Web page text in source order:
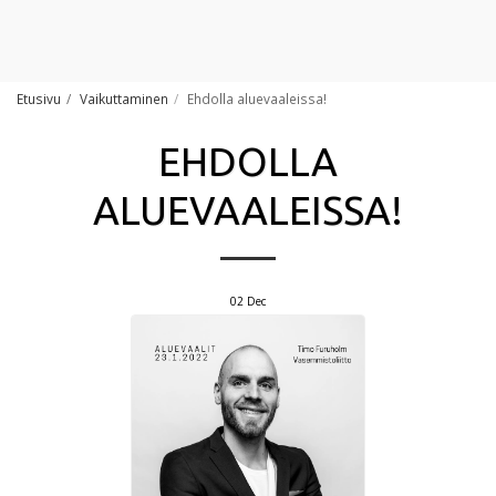
Etusivu Vaikuttaminen Ehdolla aluevaaleissa!
EHDOLLA
ALUEVAALEISSA!
02 Dec